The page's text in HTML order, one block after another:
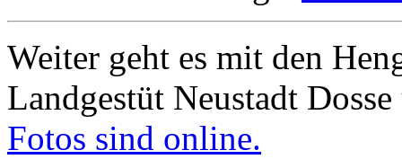
Weiter geht es mit den
Landgestüt Neustadt
Fotos sind online.